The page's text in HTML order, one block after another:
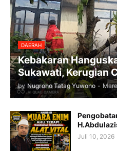
DAERAH
Kebakaran
Sukawati, Kerugian
by Nugroho Tatag Yuwono -
Juli 10, 2026